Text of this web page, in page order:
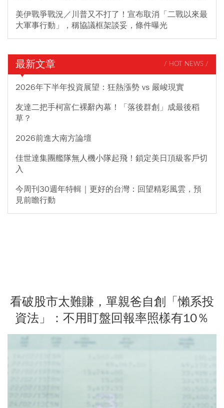
美伊戰爭戰況／川普又不打了！宣布取消「二戰以來最
大軍事行動」，稱協議框架談妥，條件曝光
最新文章 / HOT NEWS /
2026年下半年投資展望：狂熱漲勢 vs 嚴峻現實
友達二把手柯富仁裸辭內幕！「落後群創」成最後稻
草？
2026前進大南方論壇
佳世達集團艦隊無人機小隊起飛！鎖定美日頂級客戶切
入
今周刊30週年特輯｜更好的台灣：回望精彩風雲，預
見前瞻行動
看破股市太難賺，單親爸自創「懶系投
資法」：不用盯盤回報率照樣有10％